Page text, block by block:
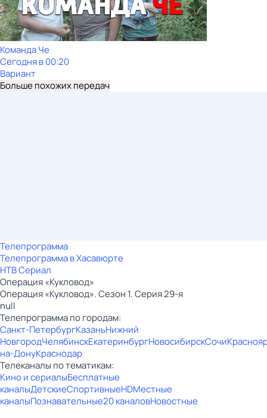
Команда Че
Сегодня в 00:20
Вариант
Больше похожих передач
Телепрограмма
Телепрограмма в Хасавюрте
НТВ Сериал
Операция «Кукловод»
Операция «Кукловод». Сезон 1. Серия 29-я
null
Телепрограмма по городам:
Санкт-ПетербургКазаньНижний
НовгородЧелябинскЕкатеринбургНовосибирскСочи
на-ДонуКраснодар
Телеканалы по тематикам:
Кино и сериалыБесплатные
каналыДетскиеСпортивныеHDМестные
каналыПознавательные20 каналовНовостные